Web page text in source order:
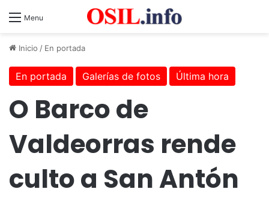
Menu
Inicio / En portada
En portada Galerías de fotos Última hora
O Barco de
Valdeorras rende
culto a San Antón